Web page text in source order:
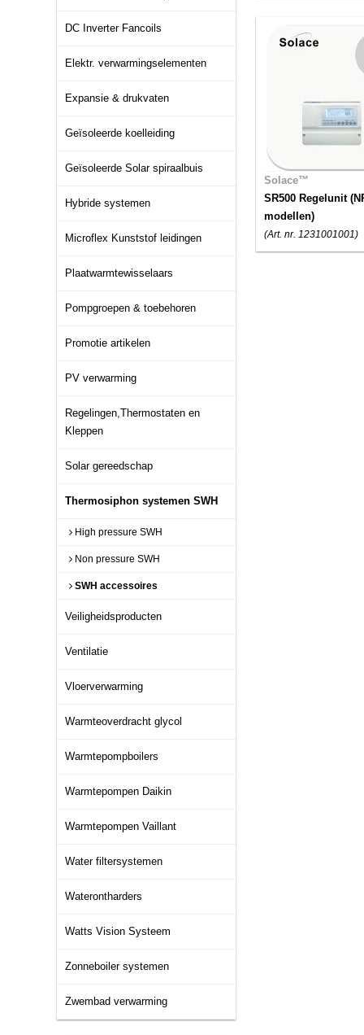
DC Inverter Fancoils
Elektr. verwarmingselementen
Expansie & drukvaten
Geïsoleerde koelleiding
Geïsoleerde Solar spiraalbuis
Hybride systemen
Microflex Kunststof leidingen
Plaatwarmtewisselaars
Pompgroepen & toebehoren
Promotie artikelen
PV verwarming
Regelingen,Thermostaten en
Kleppen
Solar gereedschap
Thermosiphon systemen SWH
High pressure SWH
Non pressure SWH
SWH accessoires
Veiligheidsproducten
Ventilatie
Vloerverwarming
Warmteoverdracht glycol
Warmtepompboilers
Warmtepompen Daikin
Warmtepompen Vaillant
Water filtersystemen
Waterontharders
Watts Vision Systeem
Zonneboiler systemen
Zwembad verwarming
Solace™
SR500 Regelunit
modellen)
(Art. nr. 1231001001)